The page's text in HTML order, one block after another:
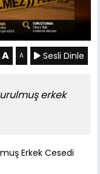
A A Sesli Dinle
erkek
Erkek Cesedi